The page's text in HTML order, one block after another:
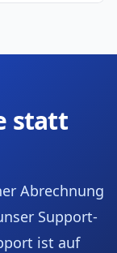
statt
Abrechnung
Support-
ist auf